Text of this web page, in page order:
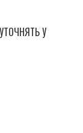
У